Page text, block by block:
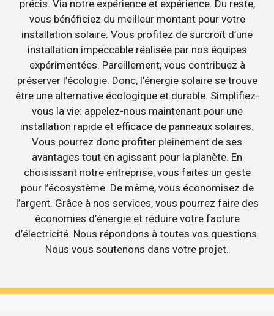
précis. Via notre expérience et expérience. Du reste,
vous bénéficiez du meilleur montant pour votre
installation solaire. Vous profitez de surcroît d’une
installation impeccable réalisée par nos équipes
expérimentées. Pareillement, vous contribuez à
préserver l’écologie. Donc, l’énergie solaire se trouve
être une alternative écologique et durable. Simplifiez-
vous la vie: appelez-nous maintenant pour une
installation rapide et efficace de panneaux solaires.
Vous pourrez donc profiter pleinement de ses
avantages tout en agissant pour la planète. En
choisissant notre entreprise, vous faites un geste
pour l’écosystème. De même, vous économisez de
l’argent. Grâce à nos services, vous pourrez faire des
économies d’énergie et réduire votre facture
d’électricité. Nous répondons à toutes vos questions.
Nous vous soutenons dans votre projet.